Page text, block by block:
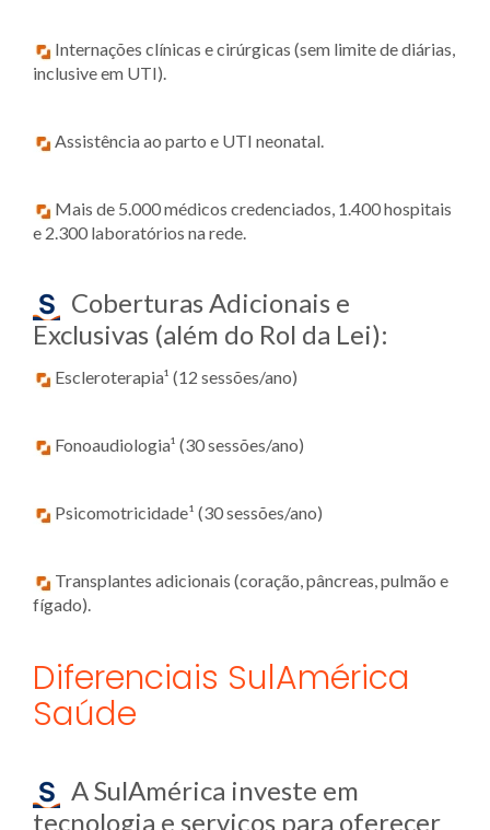
Internações clínicas e cirúrgicas (sem limite de diárias,
inclusive em UTI).
Assistência ao parto e UTI neonatal.
Mais de 5.000 médicos credenciados, 1.400 hospitais
e 2.300 laboratórios na rede.
Coberturas Adicionais e
Exclusivas (além do Rol da Lei):
Escleroterapia¹ (12 sessões/ano)
Fonoaudiologia¹ (30 sessões/ano)
Psicomotricidade¹ (30 sessões/ano)
Transplantes adicionais (coração, pâncreas, pulmão e
fígado).
Diferenciais SulAmérica
Saúde
A SulAmérica investe em
tecnologia e serviços para oferecer